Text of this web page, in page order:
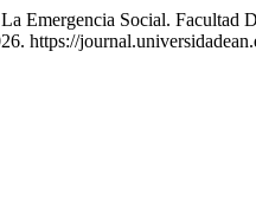
Emergencia Social.
https://